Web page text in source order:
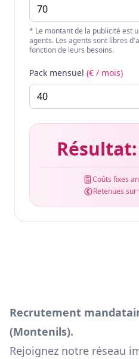
* Le montant de la publicité est
agents. Les agents sont libres
fonction de leurs besoins.
Pack mensuel (€ / mois)
Résultat:
Coûts fixes
Retenues sur
Recrutement
(Montenils).
Rejoignez notre réseau